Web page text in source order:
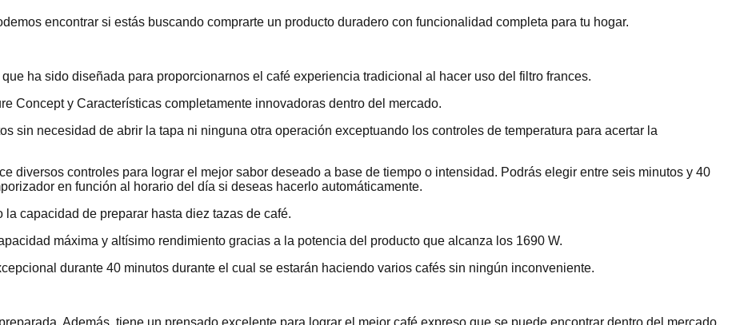
encontrar si estás buscando comprarte un producto duradero con funcionalidad completa para tu hogar.
ha sido diseñada para proporcionarnos el café experiencia tradicional al hacer uso del filtro frances.
Concept y Características completamente innovadoras dentro del mercado.
sin necesidad de abrir la tapa ni ninguna otra operación exceptuando los controles de temperatura para acertar la
diversos controles para lograr el mejor sabor deseado a base de tiempo o intensidad. Podrás elegir entre seis minutos y 40
en función al horario del día si deseas hacerlo automáticamente.
capacidad de preparar hasta diez tazas de café.
máxima y altísimo rendimiento gracias a la potencia del producto que alcanza los 1690 W.
durante 40 minutos durante el cual se estarán haciendo varios cafés sin ningún inconveniente.
Además, tiene un prensado excelente para lograr el mejor café expreso que se puede encontrar dentro del mercado.